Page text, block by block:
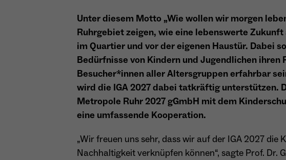
Laufzeit
Zweck
Name
Laufzeit
Name
Anbieter
Laufzeit
Unter diesem Motto „Wie wollen wir morgen
Ruhrgebiet zeigen, wie eine lebenswerte Zukunft
im Quartier und vor der eigenen Haustür. Dabei
Bedürfnisse von Kindern und Jugendlichen ihren
Besucher*innen aller Altersgruppen erfahrbar
wird die IGA 2027 dabei tatkräftig unterstützen.
Metropole Ruhr 2027 gGmbH mit dem
eine umfassende Kooperation.
„Wir freuen uns sehr, dass wir auf der IGA 2027 die
Nachhaltigkeit verknüpfen können“, sagte Prof. Dr.